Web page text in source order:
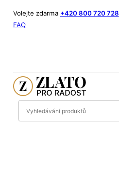
Volejte zdarma +420 800 720 728
FAQ